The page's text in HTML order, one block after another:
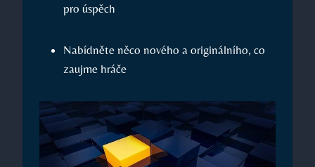
pro úspěch
Nabídněte něco nového a originálního, co
zaujme hráče